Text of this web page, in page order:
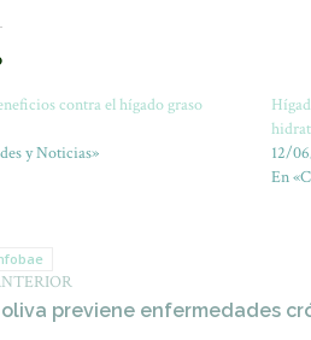
contra el hígado graso
y Noticias»
12/
En
previene enfermedades